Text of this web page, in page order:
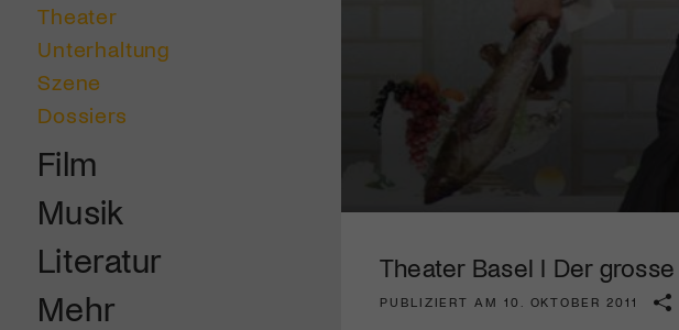
Theater
Unterhaltung
Szene
Dossiers
Film
Musik
Literatur
Mehr
Theater Basel I Der
PUBLIZIERT AM 10. OKTOBER 2011
Mach mit: «Be Part
Engagiere dich als
Kulturinstitution und
Mit deiner
diversen Kulturevents.
Jetzt Mitglied werden